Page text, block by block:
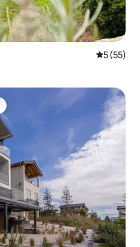
5 (55)
plus appréciés